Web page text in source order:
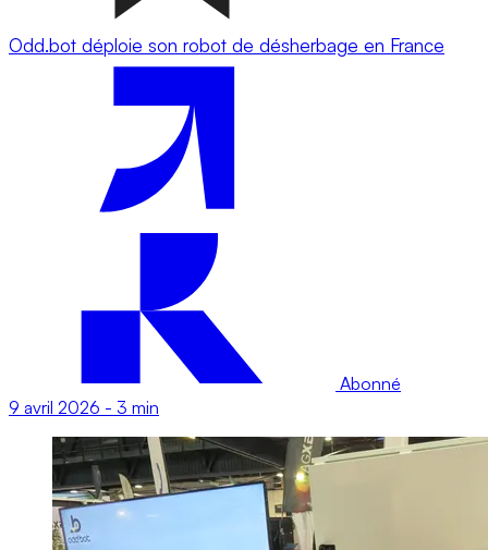
Odd.bot déploie son robot de désherbage en France
Abonné
9 avril 2026 - 3 min